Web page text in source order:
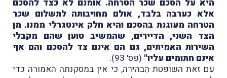
היא על הסכם שכר הטרחה. אומנם לא כצד להסכם
אלא כערבה בלבד, אולם מחויבותה לתשלום שכר
הטרחה מעוגנת בהסכם והיא חלק אינטגרלי ממנו. מן
הצד השני, הדיירים, שהמשיב טוען שהם מקבלי
השירות האמיתים, גם הם אינם צד להסכם והם אף
אינם חתומים עליו" (פס' 93).
עם זאת השופטת הִבהירה, כי אין במסקנתה האמורה כדי